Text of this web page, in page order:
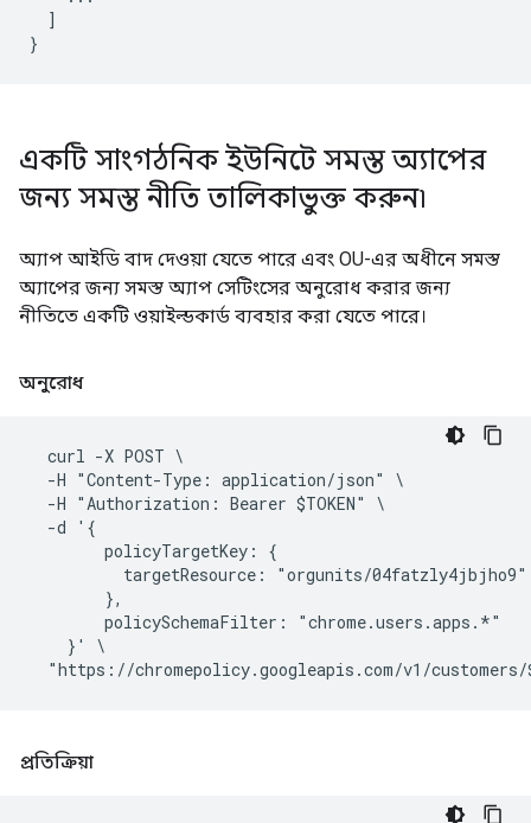
  ]
একটি সাংগঠনিক ইউনিটে সমস্ত অ্যাপের
জন্য সমস্ত নীতি তালিকাভুক্ত করুন৷
অ্যাপ আইডি বাদ দেওয়া যেতে পারে এবং OU-এর অধীনে সমস্ত
অ্যাপের জন্য সমস্ত অ্যাপ সেটিংসের অনুরোধ করার জন্য
নীতিতে একটি ওয়াইল্ডকার্ড ব্যবহার করা যেতে পারে।
অনুরোধ
  curl -X POST \
  -H "Content-Type: application/json" \
  -H "Authorization: Bearer $TOKEN" \
  -d '{
        policyTargetKey: {
          targetResource: "orgunits/04fatzly4jbjho9"
        },
        policySchemaFilter: "chrome.users.apps.*"
    }' \
প্রতিক্রিয়া